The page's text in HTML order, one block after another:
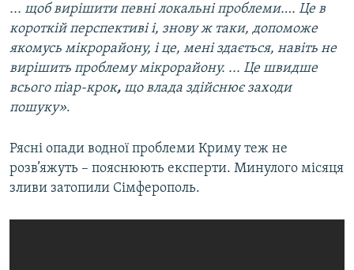
... щоб вирішити певні локальні проблеми…. Це в
короткій перспективі і, знову ж таки, допоможе
якомусь мікрорайону, і це, мені здається, навіть не
вирішить проблему мікрорайону. ... Це швидше
всього піар-крок, що влада здійснює заходи
пошуку».
Рясні опади водної проблеми Криму теж не
розв’яжуть – пояснюють експерти. Минулого місяця
зливи затопили Сімферополь.